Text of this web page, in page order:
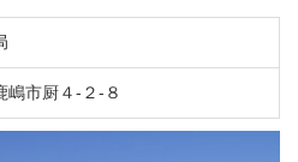
嶋市厨４-２-８